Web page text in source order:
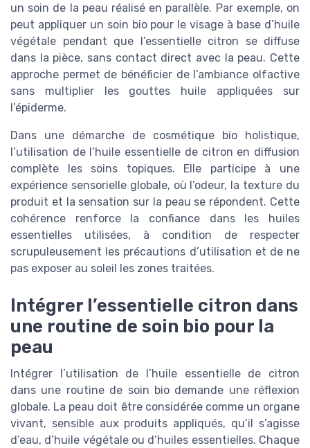
un soin de la peau réalisé en parallèle. Par exemple, on
peut appliquer un soin bio pour le visage à base d’huile
végétale pendant que l’essentielle citron se diffuse
dans la pièce, sans contact direct avec la peau. Cette
approche permet de bénéficier de l’ambiance olfactive
sans multiplier les gouttes huile appliquées sur
l’épiderme.
Dans une démarche de cosmétique bio holistique,
l’utilisation de l’huile essentielle de citron en diffusion
complète les soins topiques. Elle participe à une
expérience sensorielle globale, où l’odeur, la texture du
produit et la sensation sur la peau se répondent. Cette
cohérence renforce la confiance dans les huiles
essentielles utilisées, à condition de respecter
scrupuleusement les précautions d’utilisation et de ne
pas exposer au soleil les zones traitées.
Intégrer l’essentielle citron dans
une routine de soin bio pour la
peau
Intégrer l’utilisation de l’huile essentielle de citron
dans une routine de soin bio demande une réflexion
globale. La peau doit être considérée comme un organe
vivant, sensible aux produits appliqués, qu’il s’agisse
d’eau, d’huile végétale ou d’huiles essentielles. Chaque